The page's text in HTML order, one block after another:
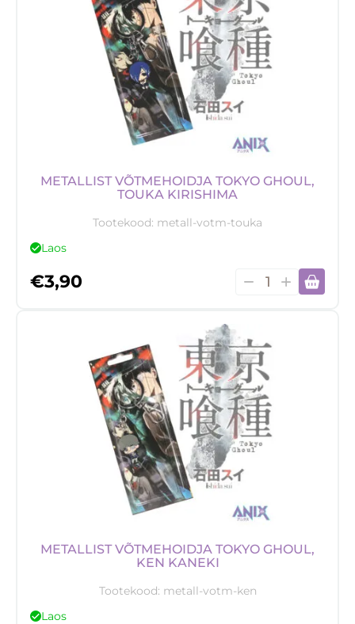
Agatsuma
kogus
METALLIST VÕTMEHOIDJA TOKYO GHOUL,
TOUKA KIRISHIMA
Tootekood: metall-votm-touka
Laos
€3,90
Metallist
võtmehoidja
Ghoul,
Touka
Kirishima
kogus
METALLIST VÕTMEHOIDJA TOKYO GHOUL,
KEN KANEKI
Tootekood: metall-votm-ken
Laos